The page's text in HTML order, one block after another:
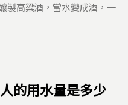
製高粱酒，當水變成酒，一
的用水量是多少